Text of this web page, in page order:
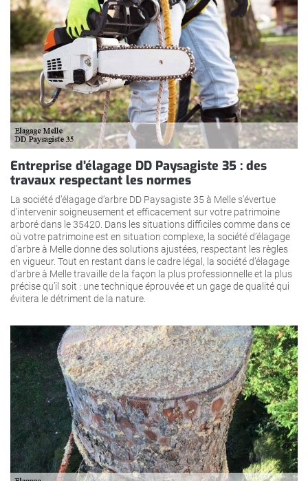
Entreprise d’élagage DD Paysagiste 35 : des
travaux respectant les normes
La société d’élagage d’arbre DD Paysagiste 35 à Melle s’évertue
d’intervenir soigneusement et efficacement sur votre patrimoine
arboré dans le 35420. Dans les situations difficiles comme dans ce
où votre patrimoine est en situation complexe, la société d’élagage
d’arbre à Melle donne des solutions ajustées, respectant les règles
en vigueur. Tout en restant dans le cadre légal, la société d’élagage
d’arbre à Melle travaille de la façon la plus professionnelle et la plus
précise qu’il soit : une technique éprouvée et un gage de qualité qui
évitera le détriment de la nature.